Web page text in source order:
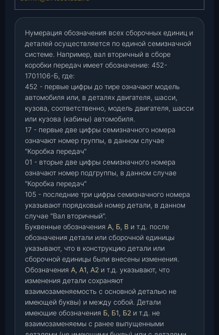
Нумерация обозначения всех сборочных единиц и
деталей осуществляется по единой семизначной
системе. Например, вал вторичный в сборе
коробки передач имеет обозначение: 452-
1701106-Б, где:
452 - первые цифры до тире означают модель
автомобиля или, в деталях двигателя, шасси,
кузова, соответственно, модель двигателя, шасси
или кузова (кабины) автомобиля.
17 - первые две цифры семизначного номера
означают номер группы, в данном случае
"Коробка передач"
01 - вторые две цифры семизначного номера
означают номер подгруппы, в данном случае
"Коробка передач"
105 - последние три цифры семизначного номера
указывают порядковый номер детали, в данном
случае "Вал вторичный".
Буквенные обозначения А, Б, В и т.д. после
обозначения детали или сборочной единицы
указывают, что в конструкцию детали или
сборочной единицы были внесены изменения.
Обозначения А, А1, А2 и т.д. указывают, что
изменения детали сохраняют
взаимозаменяемость с основной деталью не
имеющей буквы) и между собой. Детали
имеющие обозначения Б, Б1, Б2 и т.д. не
взаимозаменяемы с ранее выпущенными